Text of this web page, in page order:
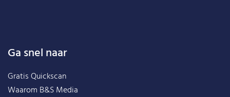
Ga snel naar
Gratis Quickscan
Waarom B&S Media